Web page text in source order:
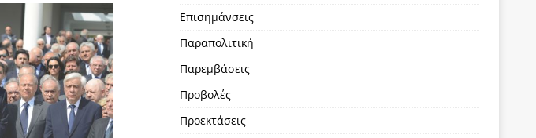
Επισημάνσεις
Παραπολιτική
Παρεμβάσεις
Προβολές
Προεκτάσεις